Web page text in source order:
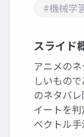
#機械学
スライド
アニメの
しいもの
のネタバ
イートを
ベクトル手